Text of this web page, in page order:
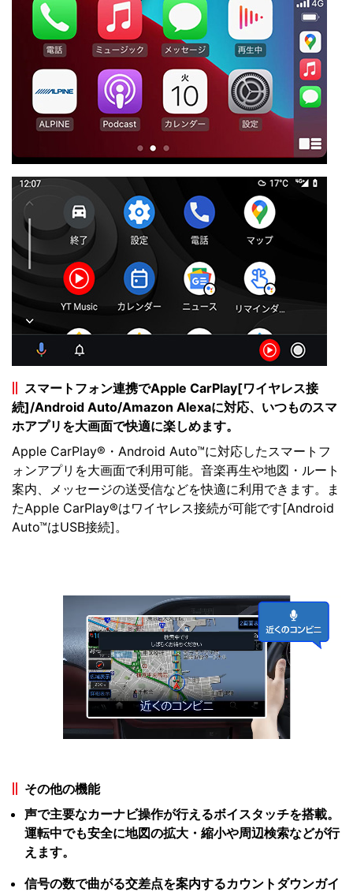
スマートフォン連携でApple CarPlay[ワイヤレス接
続]/Android Auto/Amazon Alexaに対応、いつものスマ
ホアプリを大画面で快適に楽しめます。
Apple CarPlay®・Android Auto™に対応したスマートフ
ォンアプリを大画面で利用可能。音楽再生や地図・ルート
案内、メッセージの送受信などを快適に利用できます。ま
たApple CarPlay®はワイヤレス接続が可能です[Android
Auto™はUSB接続]。
その他の機能
声で主要なカーナビ操作が行えるボイスタッチを搭載。
運転中でも安全に地図の拡大・縮小や周辺検索などが行
えます。
信号の数で曲がる交差点を案内するカウントダウンガイ